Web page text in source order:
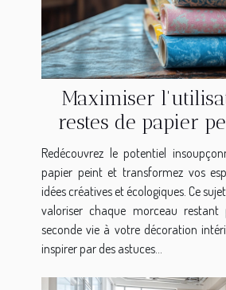
Maximiser
restes de papier
des projets de
Redécouvrez le potentiel
papier peint et transformez vos
idées créatives et écologiques. Ce
valoriser chaque morceau
seconde vie à votre décoration
inspirer par des astuces...